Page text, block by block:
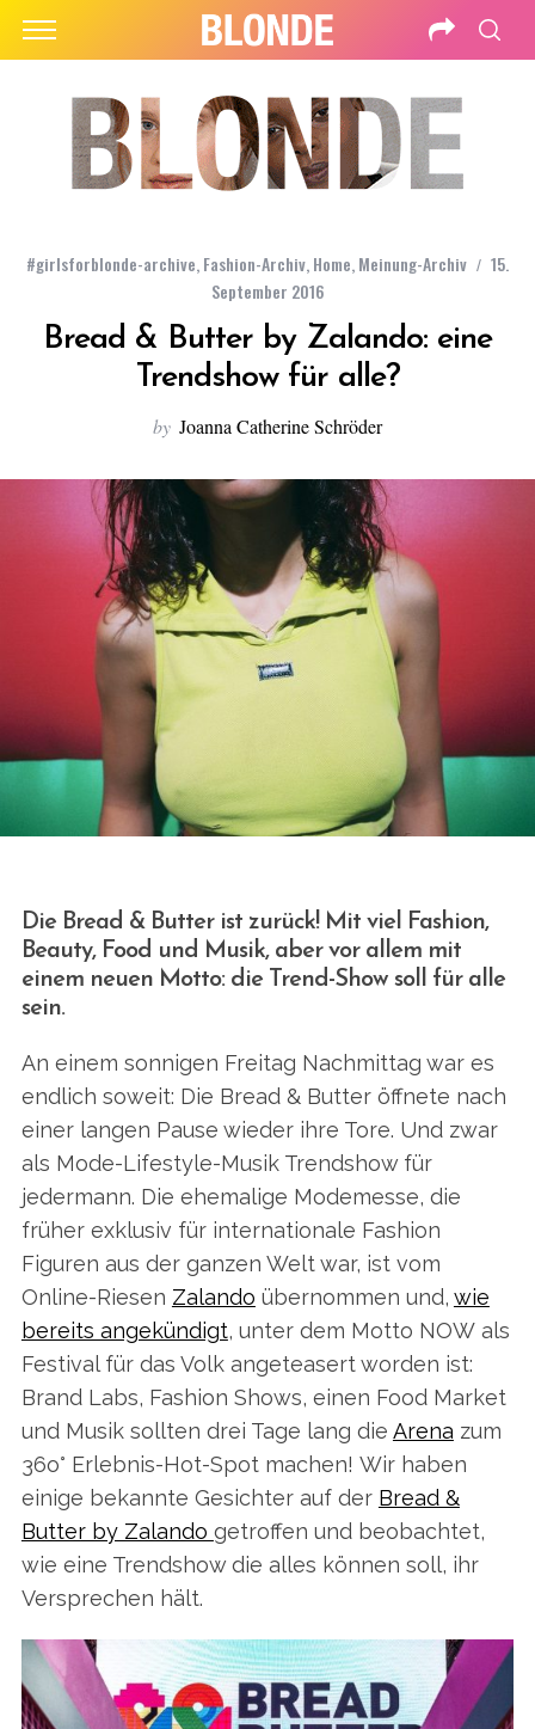
#girlsforblonde-archive,Fashion-Archiv,Home,Meinung-Archiv
15.
September 2016
Bread & Butter by Zalando: eine
Trendshow für alle?
by Joanna Catherine Schröder
Die Bread & Butter ist zurück! Mit viel Fashion,
Beauty, Food und Musik, aber vor allem mit
einem neuen Motto: die Trend-Show soll für alle
sein.
An einem sonnigen Freitag Nachmittag war es
endlich soweit: Die Bread & Butter öffnete nach
einer langen Pause wieder ihre Tore. Und zwar
als Mode-Lifestyle-Musik Trendshow für
jedermann. Die ehemalige Modemesse, die
früher exklusiv für internationale Fashion
Figuren aus der ganzen Welt war, ist vom
Online-Riesen Zalando übernommen und, wie
bereits angekündigt, unter dem Motto NOW als
Festival für das Volk angeteasert worden ist:
Brand Labs, Fashion Shows, einen Food Market
und Musik sollten drei Tage lang die Arena zum
36o° Erlebnis-Hot-Spot machen! Wir haben
einige bekannte Gesichter auf der Bread &
Butter by Zalando getroffen und beobachtet,
wie eine Trendshow die alles können soll, ihr
Versprechen hält.